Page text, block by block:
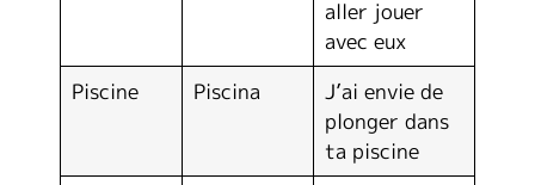
aller jouer
avec eux
Piscine
Piscina
J’ai envie de
plonger dans
ta piscine